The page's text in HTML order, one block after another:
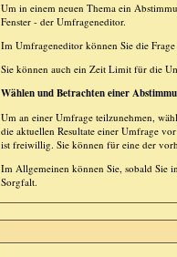
Um in einem neuen Thema ein
Fenster - der Umfrageneditor.
Im Umfrageneditor können Sie die
Sie können auch ein Zeit Limit für die
Wählen und Betrachten einer
Um an einer Umfrage teilzunehmen,
die aktuellen Resultate einer Umfrage
ist freiwillig. Sie können für eine der
Im Allgemeinen können Sie, sobald Sie
Sorgfalt.